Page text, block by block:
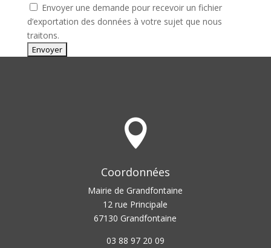
Envoyer une demande pour recevoir un fichier
d’exportation des données à votre sujet que nous
traitons.

Coordonnées
Mairie de Grandfontaine
12 rue Principale
67130 Grandfontaine
03 88 97 20 09